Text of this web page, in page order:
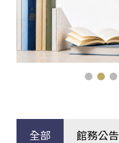
全部 館務公告